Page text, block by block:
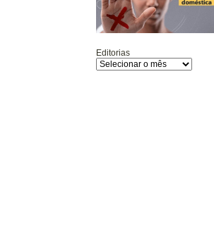
Editorias